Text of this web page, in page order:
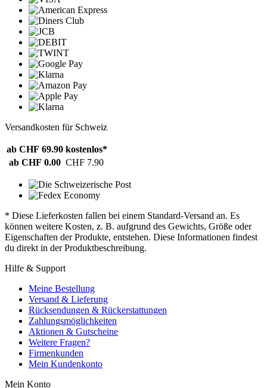
Versandkosten für Schweiz
ab CHF 69.90 kostenlos*
ab CHF 0.00 CHF 7.90
* Diese Lieferkosten fallen bei einem Standard-Versand an. Es
können weitere Kosten, z. B. aufgrund des Gewichts, Größe oder
Eigenschaften der Produkte, entstehen. Diese Informationen findest
du direkt in der Produktbeschreibung.
Hilfe & Support
Meine Bestellung
Versand & Lieferung
Rücksendungen & Rückerstattungen
Zahlungsmöglichkeiten
Aktionen & Gutscheine
Weitere Fragen?
Firmenkunden
Mein Kundenkonto
Mein Konto